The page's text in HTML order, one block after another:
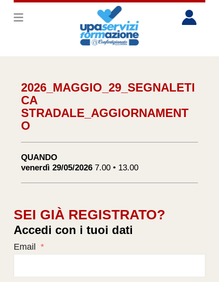
2026_MAGGIO_29_SEGNALETI
CA
STRADALE_AGGIORNAMENT
O
QUANDO
venerdì 29/05/2026 7.00 • 13.00
SEI GIÀ REGISTRATO?
Accedi con i tuoi dati
Email *